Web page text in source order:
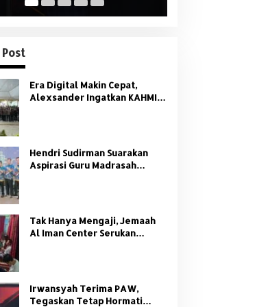
Era Digital Makin Cepat,
Alexsander Ingatkan KAHMI:
Hendri Sudirman Suarakan
Aspirasi Guru Madrasah
Tak Hanya Mengaji, Jemaah
Al Iman Center Serukan
Irwansyah Terima PAW,
Tegaskan Tetap Hormati